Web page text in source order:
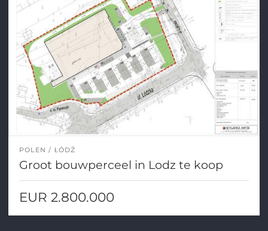
POLEN ŁÓDŹ
Groot bouwperceel in Lodz te koop
EUR 2.800.000